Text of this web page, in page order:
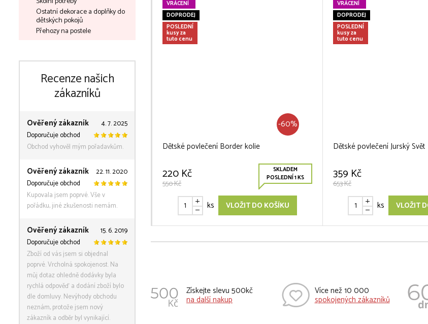
Ostatní dekorace a doplňky do
dětských pokojů
Přehozy na postele
Recenze našich
zákazníků
Ověřený zákazník
4. 7. 2025
Doporučuje obchod
Obchod vyhověl mým pořadavkům.
Ověřený zákazník
22. 11. 2020
Doporučuje obchod
Kupovala jsem poprvé. Vše v
pořádku, jiné zkušenosti nemám.
Ověřený zákazník
15. 6. 2019
Doporučuje obchod
Zboží od vás jsem si objednal
poprvé. Vrcholná spokojenost. Na
můj dotaz ohledně dodávky byla
rychlá odpověď a dodání zboží bylo
dle domluvy. Nevýhody obchodu
neznám, protože jsem nový
zákazník a odběr byl vynikající.
VRÁCENÍ
DOPRODEJ
POSLEDNÍ
kusy za
tuto cenu
-60%
Dětské povlečení Border kolie
220 Kč
550 Kč
SKLADEM
POSLEDNÍ 1 KS
ks VLOŽIT DO KOŠÍKU
VRÁCENÍ
DOPRODEJ
POSLEDNÍ
kusy za
tuto cenu
Dětské povlečení Jurský Svět
359 Kč
653 Kč
ks VLOŽIT
Získejte slevu 500kč
na další nakup
Více než 10 000
spokojených zákazníků